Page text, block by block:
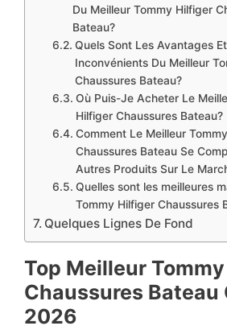
Du Meilleur Tommy Hilfiger
Bateau?
Quels Sont Les Avantages
Inconvénients Du Meilleur
Chaussures Bateau?
Où Puis-Je Acheter Le
Hilfiger Chaussures Bateau?
Comment Le Meilleur
Chaussures Bateau Se
Autres Produits Sur Le
Quelles sont les meilleures
Tommy Hilfiger Chaussures
Quelques Lignes De Fond
Top Meilleur
Chaussures Bateau
2026